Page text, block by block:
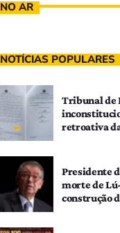
NO AR
NOTÍCIAS POPULARES
Tribunal de
retroativa
Presidente
morte de
construção